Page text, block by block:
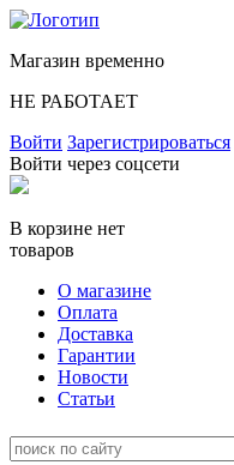
Магазин временно
НЕ РАБОТАЕТ
Войти Зарегистрироваться
Войти через соцсети
В корзине нет
товаров
О магазине
Оплата
Доставка
Гарантии
Новости
Статьи